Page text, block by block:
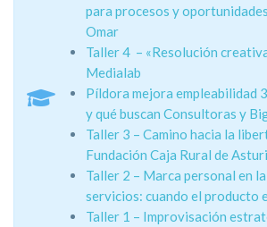
para procesos y
Omar
Taller 4 – «Resolución
Medialab
Píldora mejora empleabilidad
y qué buscan Consultoras y
Taller 3 – Camino hacia la
Fundación Caja Rural de
Taller 2 – Marca personal en
servicios: cuando el producto
Taller 1 – Improvisación